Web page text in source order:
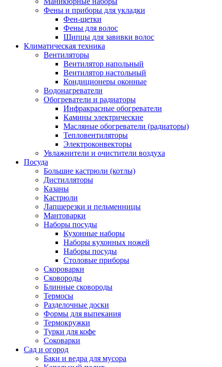
Фены и приборы для укладки
Фен-щетки
Фены для волос
Щипцы для завивки волос
Климатическая техника
Вентиляторы
Вентилятор напольный
Вентилятор настольный
Кондиционеры оконные
Водонагреватели
Обогреватели и радиаторы
Инфракрасные обогреватели
Камины электрические
Масляные обогреватели (радиаторы)
Тепловентиляторы
Электроконвекторы
Увлажнители и очистители воздуха
Посуда
Большие кастрюли (котлы)
Дистилляторы
Казаны
Кастрюли
Лапшерезки и пельменницы
Мантоварки
Наборы посуды
Кухонные наборы
Наборы кухонных ножей
Наборы посуды
Столовые приборы
Скороварки
Сковороды
Блинные сковороды
Термосы
Разделочные доски
Формы для выпекания
Термокружки
Турки для кофе
Соковарки
Сад и огород
Баки и ведра для мусора